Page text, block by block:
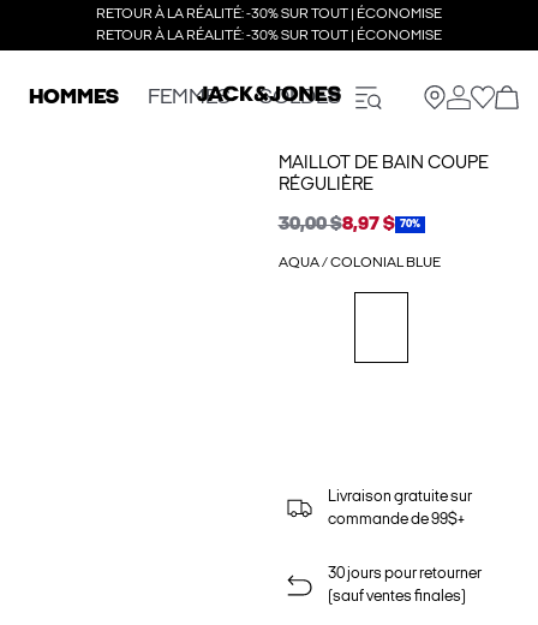
RETOUR À LA RÉALITÉ: -30% SUR TOUT | ÉCONOMISE
RETOUR À LA RÉALITÉ: -30% SUR TOUT | ÉCONOMISE
HOMMES FEMMES SOLDES
MAILLOT DE BAIN COUPE
RÉGULIÈRE
30,00 $8,97 $ 70%
AQUA / COLONIAL BLUE
Livraison gratuite sur
commande de 99$+
30 jours pour retourner
(sauf ventes finales)